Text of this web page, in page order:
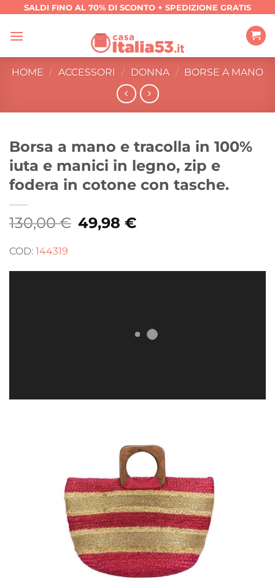
contenuti
SALDI FINO AL 70% DI SCONTO + SPEDIZIONE GRATIS
HOME / ACCESSORI / DONNA / BORSE A MANO
Borsa a mano e tracolla in 100%
iuta e manici in legno, zip e
fodera in cotone con tasche.
130,00€
Il
prezzo
49,98€Il
prezzo
COD: 144319